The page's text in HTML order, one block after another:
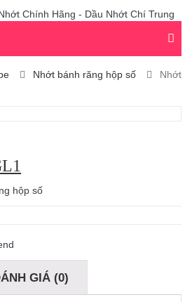
Nhớt bánh răng hộp số
Nhớt
hộp số
GIÁ (0)